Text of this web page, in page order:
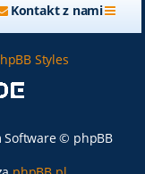
Kontakt z nami
Styles
© phpBB